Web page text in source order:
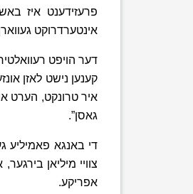
פרעזידענט איז
אינטערדרוקט
דער הויפט
קענען נישט לאזן
איר טרונקט, הערט
גאסן”.
צוויי מיליאן
אפריקע.